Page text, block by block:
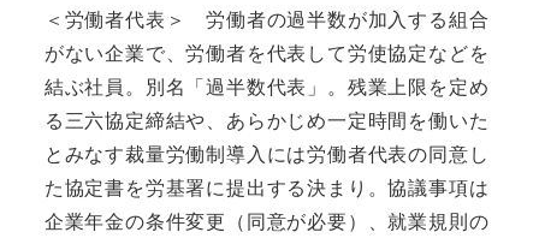
＜労働者代表＞ 労働者の過半数が加入する組合
がない企業で、労働者を代表して労使協定などを
結ぶ社員。別名「過半数代表」。残業上限を定め
る三六協定締結や、あらかじめ一定時間を働いた
とみなす裁量労働制導入には労働者代表の同意し
た協定書を労基署に提出する決まり。協議事項は
企業年金の条件変更（同意が必要）、就業規則の